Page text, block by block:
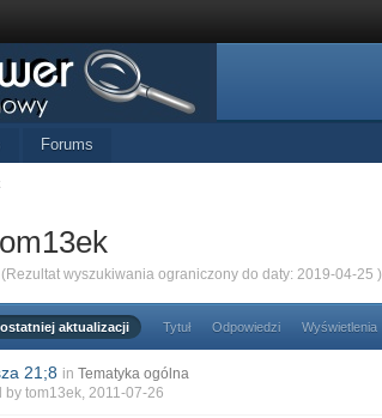
Forums
(Rezultat wyszukiwania ograniczony do daty: 2019-04-25 )
ostatniej aktualizacji Tytuł Odpowiedzi Wyświetlenia
21;8 in Tematyka ogólna
bytom13ek, 2011-07-26